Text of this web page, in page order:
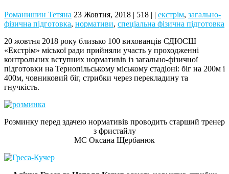
Романишин Тетяна 23 Жовтня, 2018 | 518 | | екстрім, загально-
фізична підготовка, нормативи, спеціальна фізична підготовка
20 жовтня 2018 року близько 100 вихованців СДЮСШ
«Екстрім» міської ради прийняли участь у проходженні
контрольних вступних нормативів із загально-фізичної
підготовки на Тернопільському міському стадіоні: біг на 200м і
400м, човниковий біг, стрибки через перекладину та
гнучкість.
Розминку перед здачею нормативів проводить старший тренер
з фристайлу
МС Оксана Щербанюк